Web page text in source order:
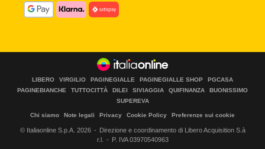
LIBERO VIRGILIO PAGINEGIALLE PAGINEGIALLE SHOP
PGCASA
PAGINEBIANCHE
TUTTOCITTÀ DILEI SIVIAGGIA QUIFINANZA
BUONISSIMO
SUPEREVA
Chi siamo Note legali Privacy Cookie Policy Preferenze sui cookie
© Italiaonline S.p.A. 2026
Direzione e coordinamento di Libero Acquisition S.à
r.l.
P. IVA 03970540963